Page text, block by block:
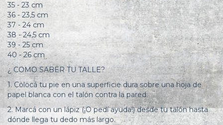
35 - 23 cm
36 - 23,5 cm
37 - 24 cm
38 - 24,5 cm
39 - 25 cm
40 - 26 cm
¿ COMO SABER TU TALLE?
1. Colocá tu pie en una superficie dura sobre una hoja de
papel blanca con el talón contra la pared.
2. Marcá con un lápiz (¡O pedí ayuda!) desde tu talón hasta
dónde llega tu dedo más largo.